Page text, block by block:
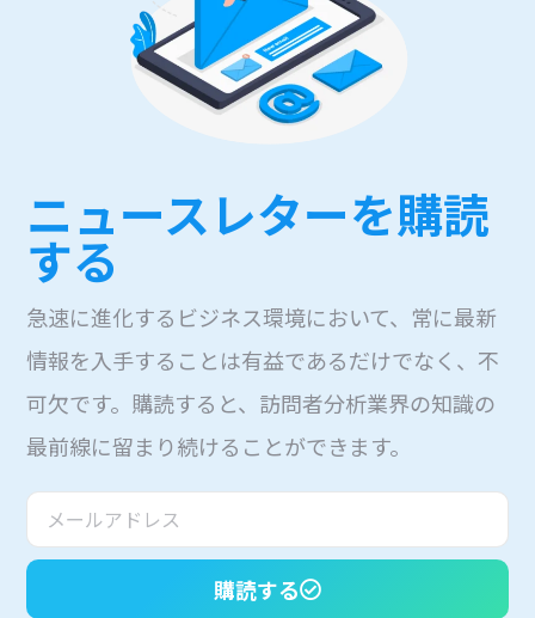
ニュースレターを購読
する
急速に進化するビジネス環境において、常に最新
情報を入手することは有益であるだけでなく、不
可欠です。購読すると、訪問者分析業界の知識の
最前線に留まり続けることができます。
購読する